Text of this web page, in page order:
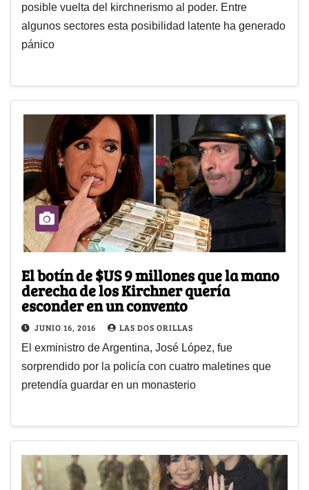
posible vuelta del kirchnerismo al poder. Entre
algunos sectores esta posibilidad latente ha generado
pánico
El botín de $US 9 millones que la mano
derecha de los Kirchner quería
esconder en un convento
JUNIO 16, 2016 LAS DOS ORILLAS
El exministro de Argentina, José López, fue
sorprendido por la policía con cuatro maletines que
pretendía guardar en un monasterio